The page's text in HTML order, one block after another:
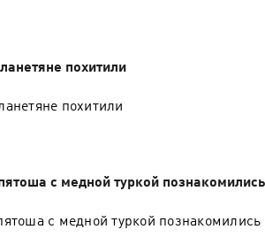
похитили
похитили
с медной туркой познакомились
с медной туркой познакомились